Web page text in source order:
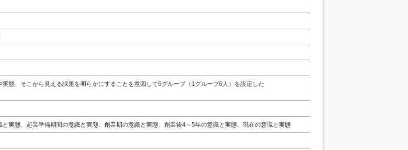
態、そこから見える課題を明らかにすることを意図して6グループ（1グループ6人）を設定した
実態、起業準備期間の意識と実態、創業期の意識と実態、創業後4～5年の意識と実態、現在の意識と実態